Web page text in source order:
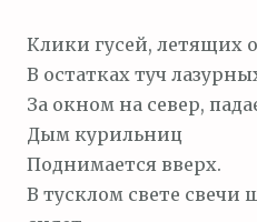
Клики гусей, летящих
В остатках туч
За окном на север,
Дым курильниц
Поднимается вверх.
В тусклом свете